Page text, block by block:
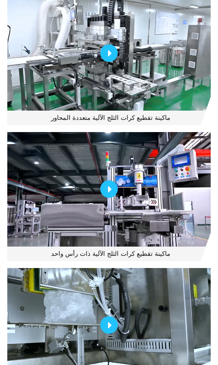
ماكينة تقطيع كرات الثلج الآلية متعددة المحاور
ماكينة تقطيع كرات الثلج الآلية ذات رأس واحد